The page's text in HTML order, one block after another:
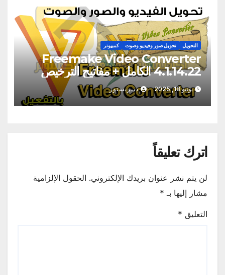
التحويل تحويل صور وفيديو وصوت كمبيوتر
Freemake Video Converter
4.1.14.22 الكامل + مفاتيح الترخيص
[2025] يونيو 18, 2025 ديبريستور
اترك تعليقاً
لن يتم نشر عنوان بريدك الإلكتروني. الحقول الإلزامية
مشار إليها بـ *
التعليق *